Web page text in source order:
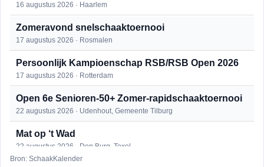
16 augustus 2026 · Haarlem
Zomeravond snelschaaktoernooi
17 augustus 2026 · Rosmalen
Persoonlijk Kampioenschap RSB/RSB Open 2026
17 augustus 2026 · Rotterdam
Open 6e Senioren-50+ Zomer-rapidschaaktoernooi
22 augustus 2026 · Udenhout, Gemeente Tilburg
Mat op ‘t Wad
22 augustus 2026 · Den Burg, Texel
Bron: SchaakKalender